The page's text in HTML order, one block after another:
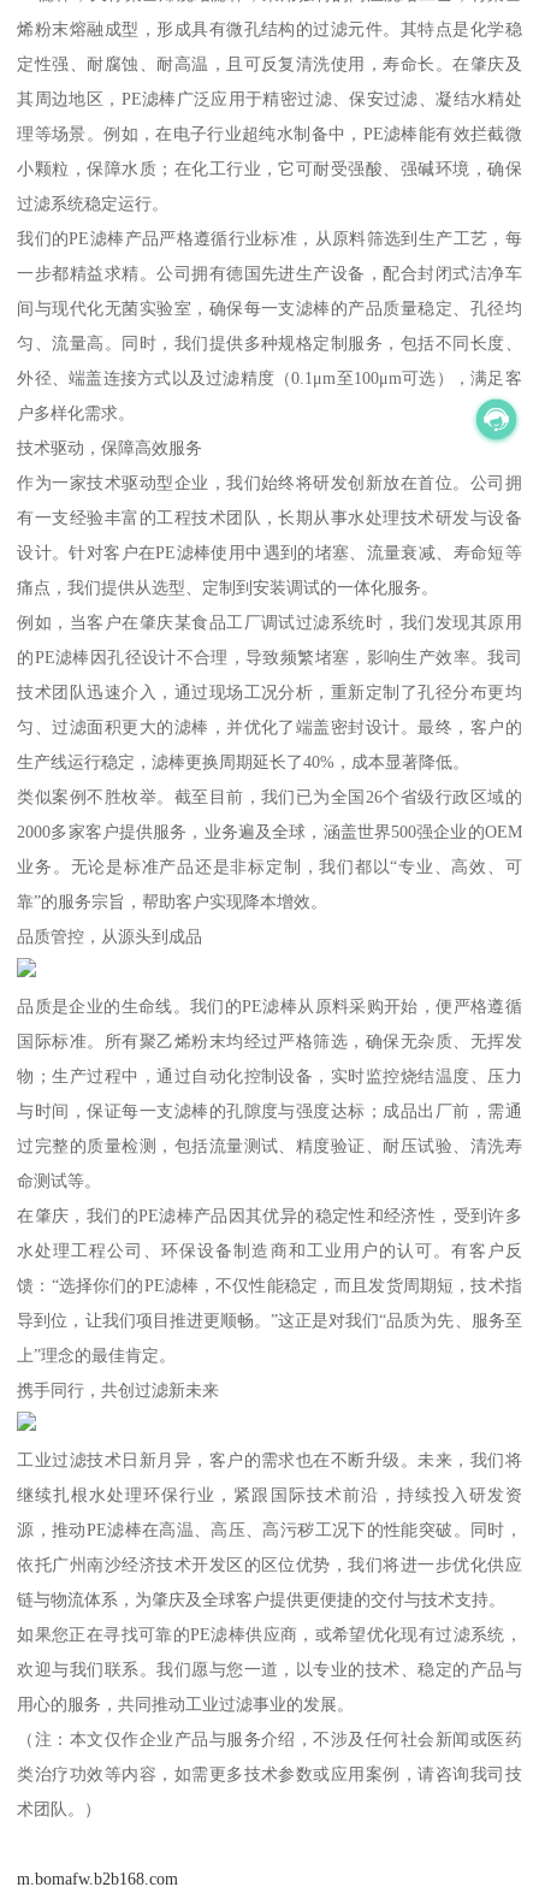
烯粉末熔融成型，形成具有微孔结构的过滤元件。其特点是化学稳
定性强、耐腐蚀、耐高温，且可反复清洗使用，寿命长。在肇庆及
其周边地区，PE滤棒广泛应用于精密过滤、保安过滤、凝结水精处
理等场景。例如，在电子行业超纯水制备中，PE滤棒能有效拦截微
小颗粒，保障水质；在化工行业，它可耐受强酸、强碱环境，确保
过滤系统稳定运行。
我们的PE滤棒产品严格遵循行业标准，从原料筛选到生产工艺，每
一步都精益求精。公司拥有德国先进生产设备，配合封闭式洁净车
间与现代化无菌实验室，确保每一支滤棒的产品质量稳定、孔径均
匀、流量高。同时，我们提供多种规格定制服务，包括不同长度、
外径、端盖连接方式以及过滤精度（0.1μm至100μm可选），满足客
户多样化需求。
技术驱动，保障高效服务
作为一家技术驱动型企业，我们始终将研发创新放在首位。公司拥
有一支经验丰富的工程技术团队，长期从事水处理技术研发与设备
设计。针对客户在PE滤棒使用中遇到的堵塞、流量衰减、寿命短等
痛点，我们提供从选型、定制到安装调试的一体化服务。
例如，当客户在肇庆某食品工厂调试过滤系统时，我们发现其原用
的PE滤棒因孔径设计不合理，导致频繁堵塞，影响生产效率。我司
技术团队迅速介入，通过现场工况分析，重新定制了孔径分布更均
匀、过滤面积更大的滤棒，并优化了端盖密封设计。最终，客户的
生产线运行稳定，滤棒更换周期延长了40%，成本显著降低。
类似案例不胜枚举。截至目前，我们已为全国26个省级行政区域的
2000多家客户提供服务，业务遍及全球，涵盖世界500强企业的OEM
业务。无论是标准产品还是非标定制，我们都以“专业、高效、可
靠”的服务宗旨，帮助客户实现降本增效。
品质管控，从源头到成品
品质是企业的生命线。我们的PE滤棒从原料采购开始，便严格遵循
国际标准。所有聚乙烯粉末均经过严格筛选，确保无杂质、无挥发
物；生产过程中，通过自动化控制设备，实时监控烧结温度、压力
与时间，保证每一支滤棒的孔隙度与强度达标；成品出厂前，需通
过完整的质量检测，包括流量测试、精度验证、耐压试验、清洗寿
命测试等。
在肇庆，我们的PE滤棒产品因其优异的稳定性和经济性，受到许多
水处理工程公司、环保设备制造商和工业用户的认可。有客户反
馈：“选择你们的PE滤棒，不仅性能稳定，而且发货周期短，技术指
导到位，让我们项目推进更顺畅。”这正是对我们“品质为先、服务至
上”理念的最佳肯定。
携手同行，共创过滤新未来
工业过滤技术日新月异，客户的需求也在不断升级。未来，我们将
继续扎根水处理环保行业，紧跟国际技术前沿，持续投入研发资
源，推动PE滤棒在高温、高压、高污秽工况下的性能突破。同时，
依托广州南沙经济技术开发区的区位优势，我们将进一步优化供应
链与物流体系，为肇庆及全球客户提供更便捷的交付与技术支持。
如果您正在寻找可靠的PE滤棒供应商，或希望优化现有过滤系统，
欢迎与我们联系。我们愿与您一道，以专业的技术、稳定的产品与
用心的服务，共同推动工业过滤事业的发展。
（注：本文仅作企业产品与服务介绍，不涉及任何社会新闻或医药
类治疗功效等内容，如需更多技术参数或应用案例，请咨询我司技
术团队。）
m.bomafw.b2b168.com